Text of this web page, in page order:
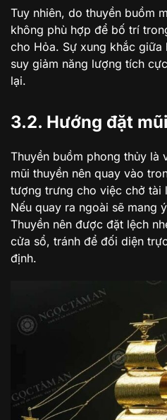
Tuy nhiên, do thuyền buồm
không phù hợp để bố trí
cho Hỏa. Sự xung khắc giữa
suy giảm năng lượng tích
lại.
3.2. Hướng đặt
Thuyền buồm phong thủy là
mũi thuyền nên quay vào
tượng trưng cho việc chở tài
Nếu quay ra ngoài sẽ mang
Thuyền nên được đặt lệch
cửa sổ, tránh để đối diện
định.